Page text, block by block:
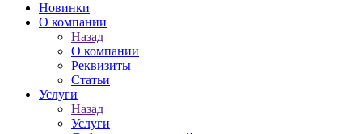
Новинки
О компании
Назад
О компании
Реквизиты
Статьи
Услуги
Назад
Услуги